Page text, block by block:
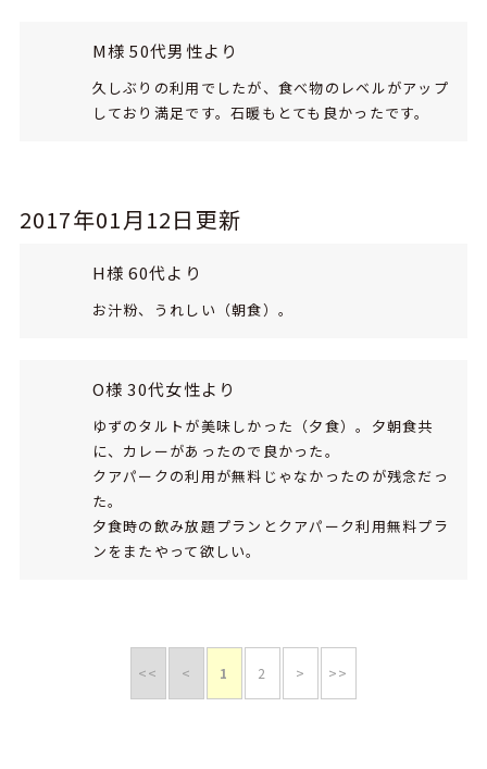
M様 50代男性より
久しぶりの利用でしたが、食べ物のレベルがアップ
しており満足です。石暖もとても良かったです。
2017年01月12日更新
H様 60代より
お汁粉、うれしい（朝食）。
O様 30代女性より
ゆずのタルトが美味しかった（夕食）。夕朝食共
に、カレーがあったので良かった。
クアパークの利用が無料じゃなかったのが残念だっ
た。
夕食時の飲み放題プランとクアパーク利用無料プラ
ンをまたやって欲しい。
<< < 1 2 > >>